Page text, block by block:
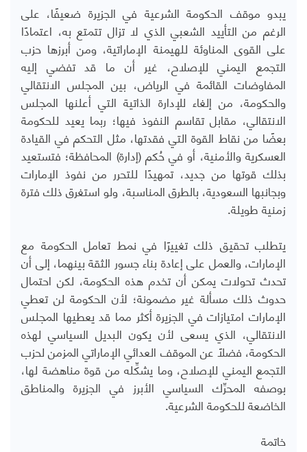
يبدو موقف الحكومة الشرعية في الجزيرة ضعيفًا، على
الرغم من التأييد الشعبي الذي لا تزال تتمتع به، اعتمادًا
على القوى المناوئة للهيمنة الإماراتية، ومن أبرزها حزب
التجمع اليمني للإصلاح، غير أن ما قد تفضي إليه
المفاوضات القائمة في الرياض، بين المجلس الانتقالي
والحكومة، من إلغاء للإدارة الذاتية التي أعلنها المجلس
الانتقالي، مقابل تقاسم النفوذ فيها؛ ربما يعيد للحكومة
بعضًا من نقاط القوة التي فقدتها، مثل التحكم في القيادة
العسكرية والأمنية، أو في حُكم (إدارة) المحافظة؛ فتستعيد
بذلك قوتها من جديد، تمهيدًا للتحرر من نفوذ الإمارات
وبجانبها السعودية، بالطرق المناسبة، ولو استغرق ذلك فترة
زمنية طويلة.
يتطلب تحقيق ذلك تغييرًا في نمط تعامل الحكومة مع
الإمارات، والعمل على إعادة بناء جسور الثقة بينهما، إلى أن
تحدث تحولات يمكن أن تخدم هذه الحكومة، لكن احتمال
حدوث ذلك مسألة غير مضمونة؛ لأن الحكومة لن تعطي
الإمارات امتيازات في الجزيرة أكثر مما قد يعطيها المجلس
الانتقالي، الذي يسعى لأن يكون البديل السياسي لهذه
الحكومة، فضلًا عن الموقف العدائي الإماراتي المزمن لحزب
التجمع اليمني للإصلاح، وما يشكِّله من قوة مناهضة لها،
بوصفه المحرِّك السياسي الأبرز في الجزيرة والمناطق
الخاضعة للحكومة الشرعية.
خاتمة